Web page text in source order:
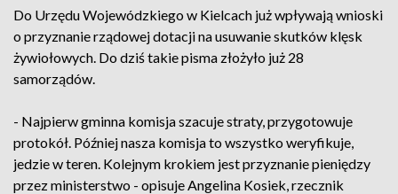
Do Urzędu Wojewódzkiego w Kielcach już wpływają wnioski
o przyznanie rządowej dotacji na usuwanie skutków klęsk
żywiołowych. Do dziś takie pisma złożyło już 28
samorządów.
- Najpierw gminna komisja szacuje straty, przygotowuje
protokół. Później nasza komisja to wszystko weryfikuje,
jedzie w teren. Kolejnym krokiem jest przyznanie pieniędzy
przez ministerstwo - opisuje Angelina Kosiek, rzecznik